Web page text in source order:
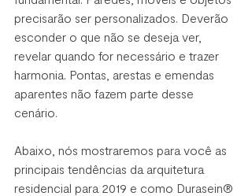
precisarão ser personalizados. Deverão
esconder o que não se deseja ver,
revelar quando for necessário e trazer
harmonia. Pontas, arestas e emendas
aparentes não fazem parte desse
cenário.
Abaixo, nós mostraremos para você as
principais tendências da arquitetura
residencial para 2019 e como Durasein®